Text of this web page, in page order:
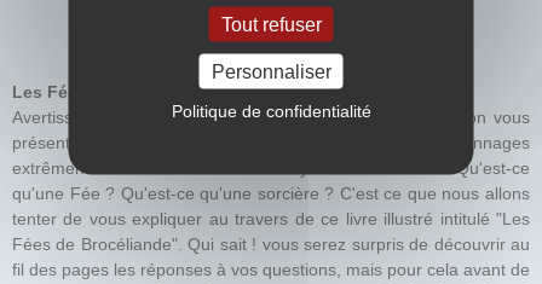
Les Fées de Brocéliande
Avertissement aux lecteurs, ces étranges créatures que l'on vous
présente dans ce petit ouvrage peuvent être des personnages
extrêmement bienveillants ou effroyablement cruels. Qu'est-ce
qu'une Fée ? Qu'est-ce qu'une sorcière ? C'est ce que nous allons
tenter de vous expliquer au travers de ce livre illustré intitulé "Les
Fées de Brocéliande". Qui sait ! vous serez surpris de découvrir au
fil des pages les réponses à vos questions, mais pour cela avant de
Tout refuser
Personnaliser
Politique de confidentialité